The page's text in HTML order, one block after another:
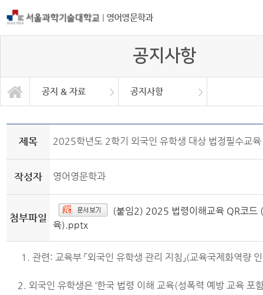
| 영어영문학과
공지사항
공지 & 자료 공지사항
학과소개
학사안내
공지 & 자료
커뮤니티
일반대학원
공지사항
일반자료실
취업정보
취업현황
제목 2025학년도 2학기 외국인 유학생 대상 법정필수교
작성자 영어영문학과
첨부파일
(붙임2) 2025 법령이해교육 QR코드
육).pptx
1. 관련: 교육부 「외국인 유학생 관리 지침」(교육국제화역량
2. 외국인 유학생은 ‘한국 법령 이해 교육(성폭력 예방 교육 포